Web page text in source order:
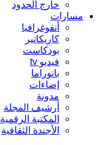
خارج الحدود
مسارات
أنفوغرافيا
كاريكاتير
بودكاست
فيديو tv
بانوراما
إضاءات
مدونة
أرشيف المجلة
المكتبة الرقمية
الأجندة الثقافية